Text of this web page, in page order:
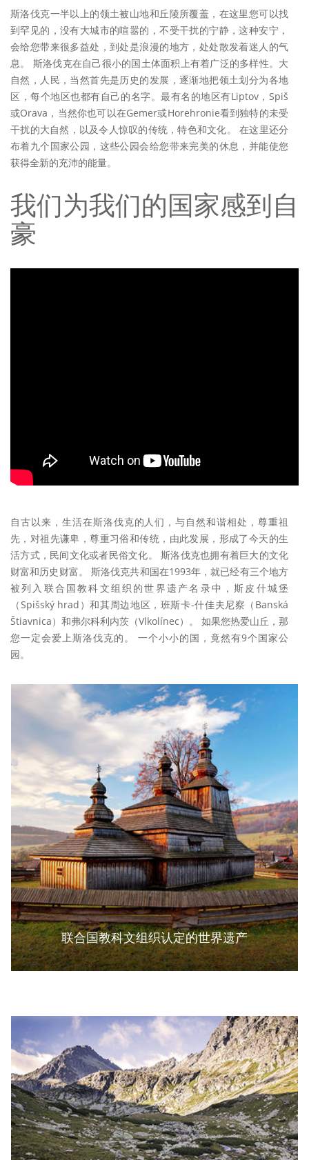
斯洛伐克一半以上的领土被山地和丘陵所覆盖，在这里您可以找
到罕见的，没有大城市的喧嚣的，不受干扰的宁静，这种安宁，
会给您带来很多益处，到处是浪漫的地方，处处散发着迷人的气
息。 斯洛伐克在自己很小的国土体面积上有着广泛的多样性。大
自然，人民，当然首先是历史的发展，逐渐地把领土划分为各地
区，每个地区也都有自己的名字。最有名的地区有Liptov，Spiš
或Orava，当然你也可以在Gemer或Horehronie看到独特的未受
干扰的大自然，以及令人惊叹的传统，特色和文化。 在这里还分
布着九个国家公园，这些公园会给您带来完美的休息，并能使您
获得全新的充沛的能量。
我们为我们的国家感到自
豪
自古以来，生活在斯洛伐克的人们，与自然和谐相处，尊重祖
先，对祖先谦卑，尊重习俗和传统，由此发展，形成了今天的生
活方式，民间文化或者民俗文化。 斯洛伐克也拥有着巨大的文化
财富和历史财富。 斯洛伐克共和国在1993年，就已经有三个地方
被列入联合国教科文组织的世界遗产名录中，斯皮什城堡
（Spišský hrad）和其周边地区，班斯卡-什佳夫尼察（Banská
Štiavnica）和弗尔科利内茨（Vlkolínec）。 如果您热爱山丘，那
您一定会爱上斯洛伐克的。 一个小小的国，竟然有9个国家公
园。
联合国教科文组织认定的世界遗产